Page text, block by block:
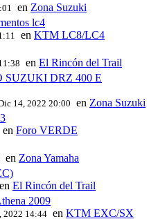
en Zona Suzuki
lc4
en KTM LC8/LC4
en El Rincón del Trail
SUZUKI DRZ 400 E
14, 2022 20:00 en Zona Suzuki
en Foro VERDE
en Zona Yamaha
en El Rincón del Trail
2009
2022 14:44 en KTM EXC/SX